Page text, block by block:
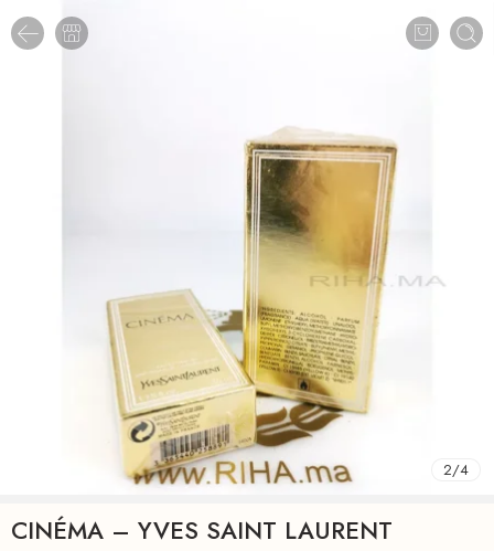
2/4
CINÉMA – YVES SAINT LAURENT